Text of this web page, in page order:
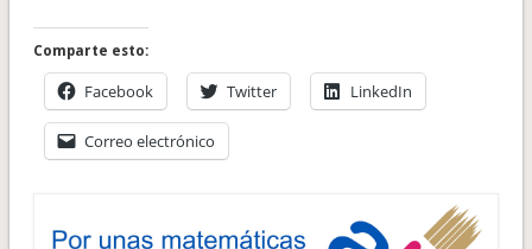
Comparte esto:
Facebook Twitter LinkedIn
Correo electrónico